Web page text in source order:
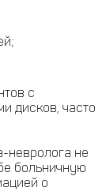
с
дисков, часто
невролога не
больничную
о